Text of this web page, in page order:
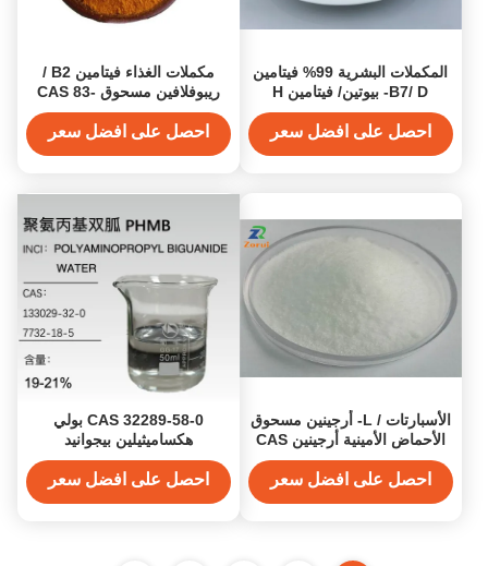
المكملات البشرية 99% فيتامين
B7/ D- بيوتين/ فيتامين H
مسحوق CAS 58-85-5
احصل على افضل سعر
مكملات الغذاء فيتامين B2 /
ريبوفلافين مسحوق CAS 83-
88-5 مسحوق ميكرو مكبسولة
احصل على افضل سعر
الأسبارتات / L- أرجينين مسحوق
الأحماض الأمينية أرجينين CAS
74-79-3 الصف مسحوق الصيغة
الرياضية
احصل على افضل سعر
CAS 32289-58-0 بولي
هكساميثيلين بيجوانيد
هيدروكلوريد PHMB 20٪ محلول
و 98٪ PHMB مسحوق بولي
احصل على افضل سعر